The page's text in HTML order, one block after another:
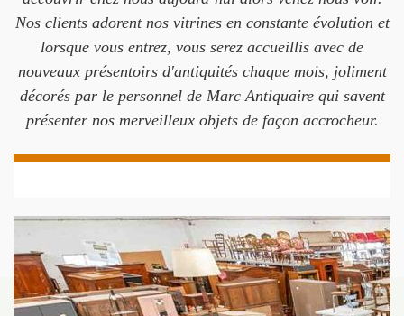
Nos clients adorent nos vitrines en constante évolution et
lorsque vous entrez, vous serez accueillis avec de
nouveaux présentoirs d'antiquités chaque mois, joliment
décorés par le personnel de Marc Antiquaire qui savent
présenter nos merveilleux objets de façon accrocheur.